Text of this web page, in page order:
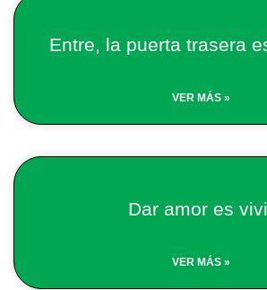
Entre, la puerta trasera
VER MÁS »
Dar amor es
VER MÁS »